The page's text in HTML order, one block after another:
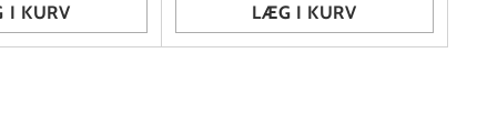
I KURV LÆG I KURV
Antal